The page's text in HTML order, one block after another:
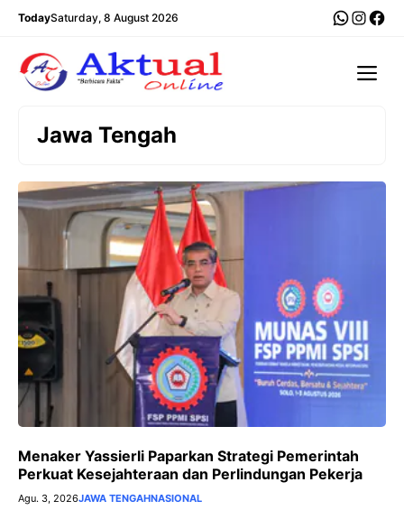
Langsung
TodaySaturday, 8 August 2026
Jawa Tengah
Menaker Yassierli Paparkan Strategi Pemerintah
Perkuat Kesejahteraan dan Perlindungan Pekerja
Agu. 3, 2026JAWA TENGAHNASIONAL